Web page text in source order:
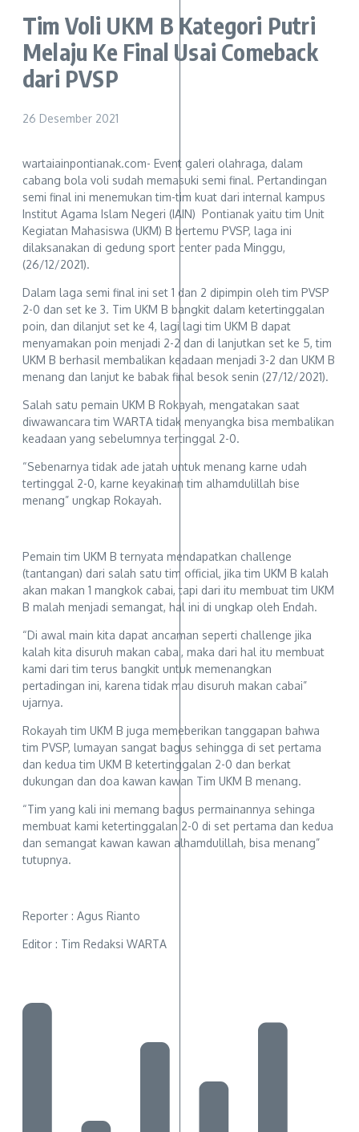
Tim Voli UKM B Kategori Putri
Melaju Ke Final Usai Comeback
dari PVSP
26 Desember 2021
wartaiainpontianak.com- Event galeri olahraga, dalam
cabang bola voli sudah memasuki semi final. Pertandingan
semi final ini menemukan tim-tim kuat dari internal kampus
Institut Agama Islam Negeri (IAIN) Pontianak yaitu tim Unit
Kegiatan Mahasiswa (UKM) B bertemu PVSP, laga ini
dilaksanakan di gedung sport center pada Minggu,
(26/12/2021).
Dalam laga semi final ini set 1 dan 2 dipimpin oleh tim PVSP
2-0 dan set ke 3. Tim UKM B bangkit dalam ketertinggalan
poin, dan dilanjut set ke 4, lagi lagi tim UKM B dapat
menyamakan poin menjadi 2-2 dan di lanjutkan set ke 5, tim
UKM B berhasil membalikan keadaan menjadi 3-2 dan UKM B
menang dan lanjut ke babak final besok senin (27/12/2021).
Salah satu pemain UKM B Rokayah, mengatakan saat
diwawancara tim WARTA tidak menyangka bisa membalikan
keadaan yang sebelumnya tertinggal 2-0.
“Sebenarnya tidak ade jatah untuk menang karne udah
tertinggal 2-0, karne keyakinan tim alhamdulillah bise
menang” ungkap Rokayah.
Pemain tim UKM B ternyata mendapatkan challenge
(tantangan) dari salah satu tim official, jika tim UKM B kalah
akan makan 1 mangkok cabai, tapi dari itu membuat tim UKM
B malah menjadi semangat, hal ini di ungkap oleh Endah.
“Di awal main kita dapat ancaman seperti challenge jika
kalah kita disuruh makan cabai, maka dari hal itu membuat
kami dari tim terus bangkit untuk memenangkan
pertadingan ini, karena tidak mau disuruh makan cabai”
ujarnya.
Rokayah tim UKM B juga memeberikan tanggapan bahwa
tim PVSP, lumayan sangat bagus sehingga di set pertama
dan kedua tim UKM B ketertinggalan 2-0 dan berkat
dukungan dan doa kawan kawan Tim UKM B menang.
“Tim yang kali ini memang bagus permainannya sehinga
membuat kami ketertinggalan 2-0 di set pertama dan kedua
dan semangat kawan kawan alhamdulillah, bisa menang”
tutupnya.
Reporter : Agus Rianto
Editor : Tim Redaksi WARTA